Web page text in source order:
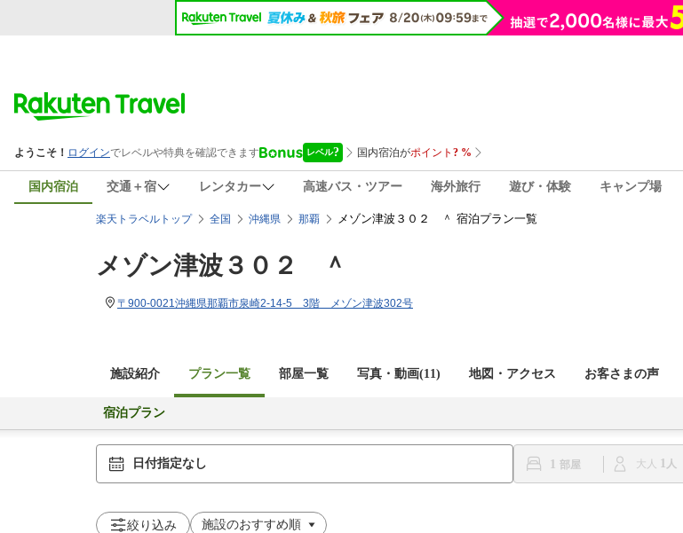
国内宿泊 交通＋宿 レンタカー 高速バス・ツアー 海外旅行 遊び・体験 キャンプ場
楽天トラベルトップ 全国 沖縄県 那覇 メゾン津波３０２ ＾ 宿泊プラン一覧
メゾン津波３０２ ＾
〒900-0021沖縄県那覇市泉崎2-14-5 3階 メゾン津波302号
施設紹介 プラン一覧 部屋一覧 写真・動画(11) 地図・アクセス お客さまの声
宿泊プラン
日付指定なし 1 大人 1
絞り込み